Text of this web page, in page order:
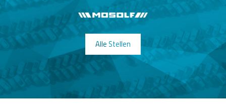
Alle Stellen